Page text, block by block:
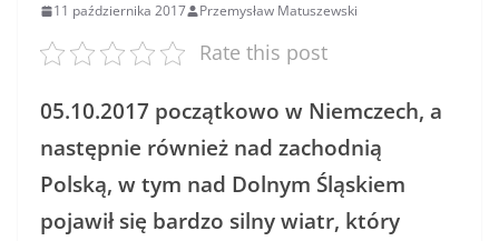
11 października 2017 Przemysław Matuszewski
Rate this post
05.10.2017 początkowo w Niemczech, a
następnie również nad zachodnią
Polską, w tym nad Dolnym Śląskiem
pojawił się bardzo silny wiatr, który